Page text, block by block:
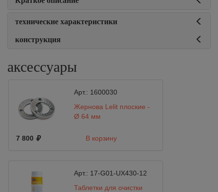
технические характеристики
конструкция
аксессуары
Арт.: 1600030
Жернова Lelit плоские -
Ø 64 мм
7 800 В корзину
Арт.: 17-G01-UX430-12
Таблетки для очистки